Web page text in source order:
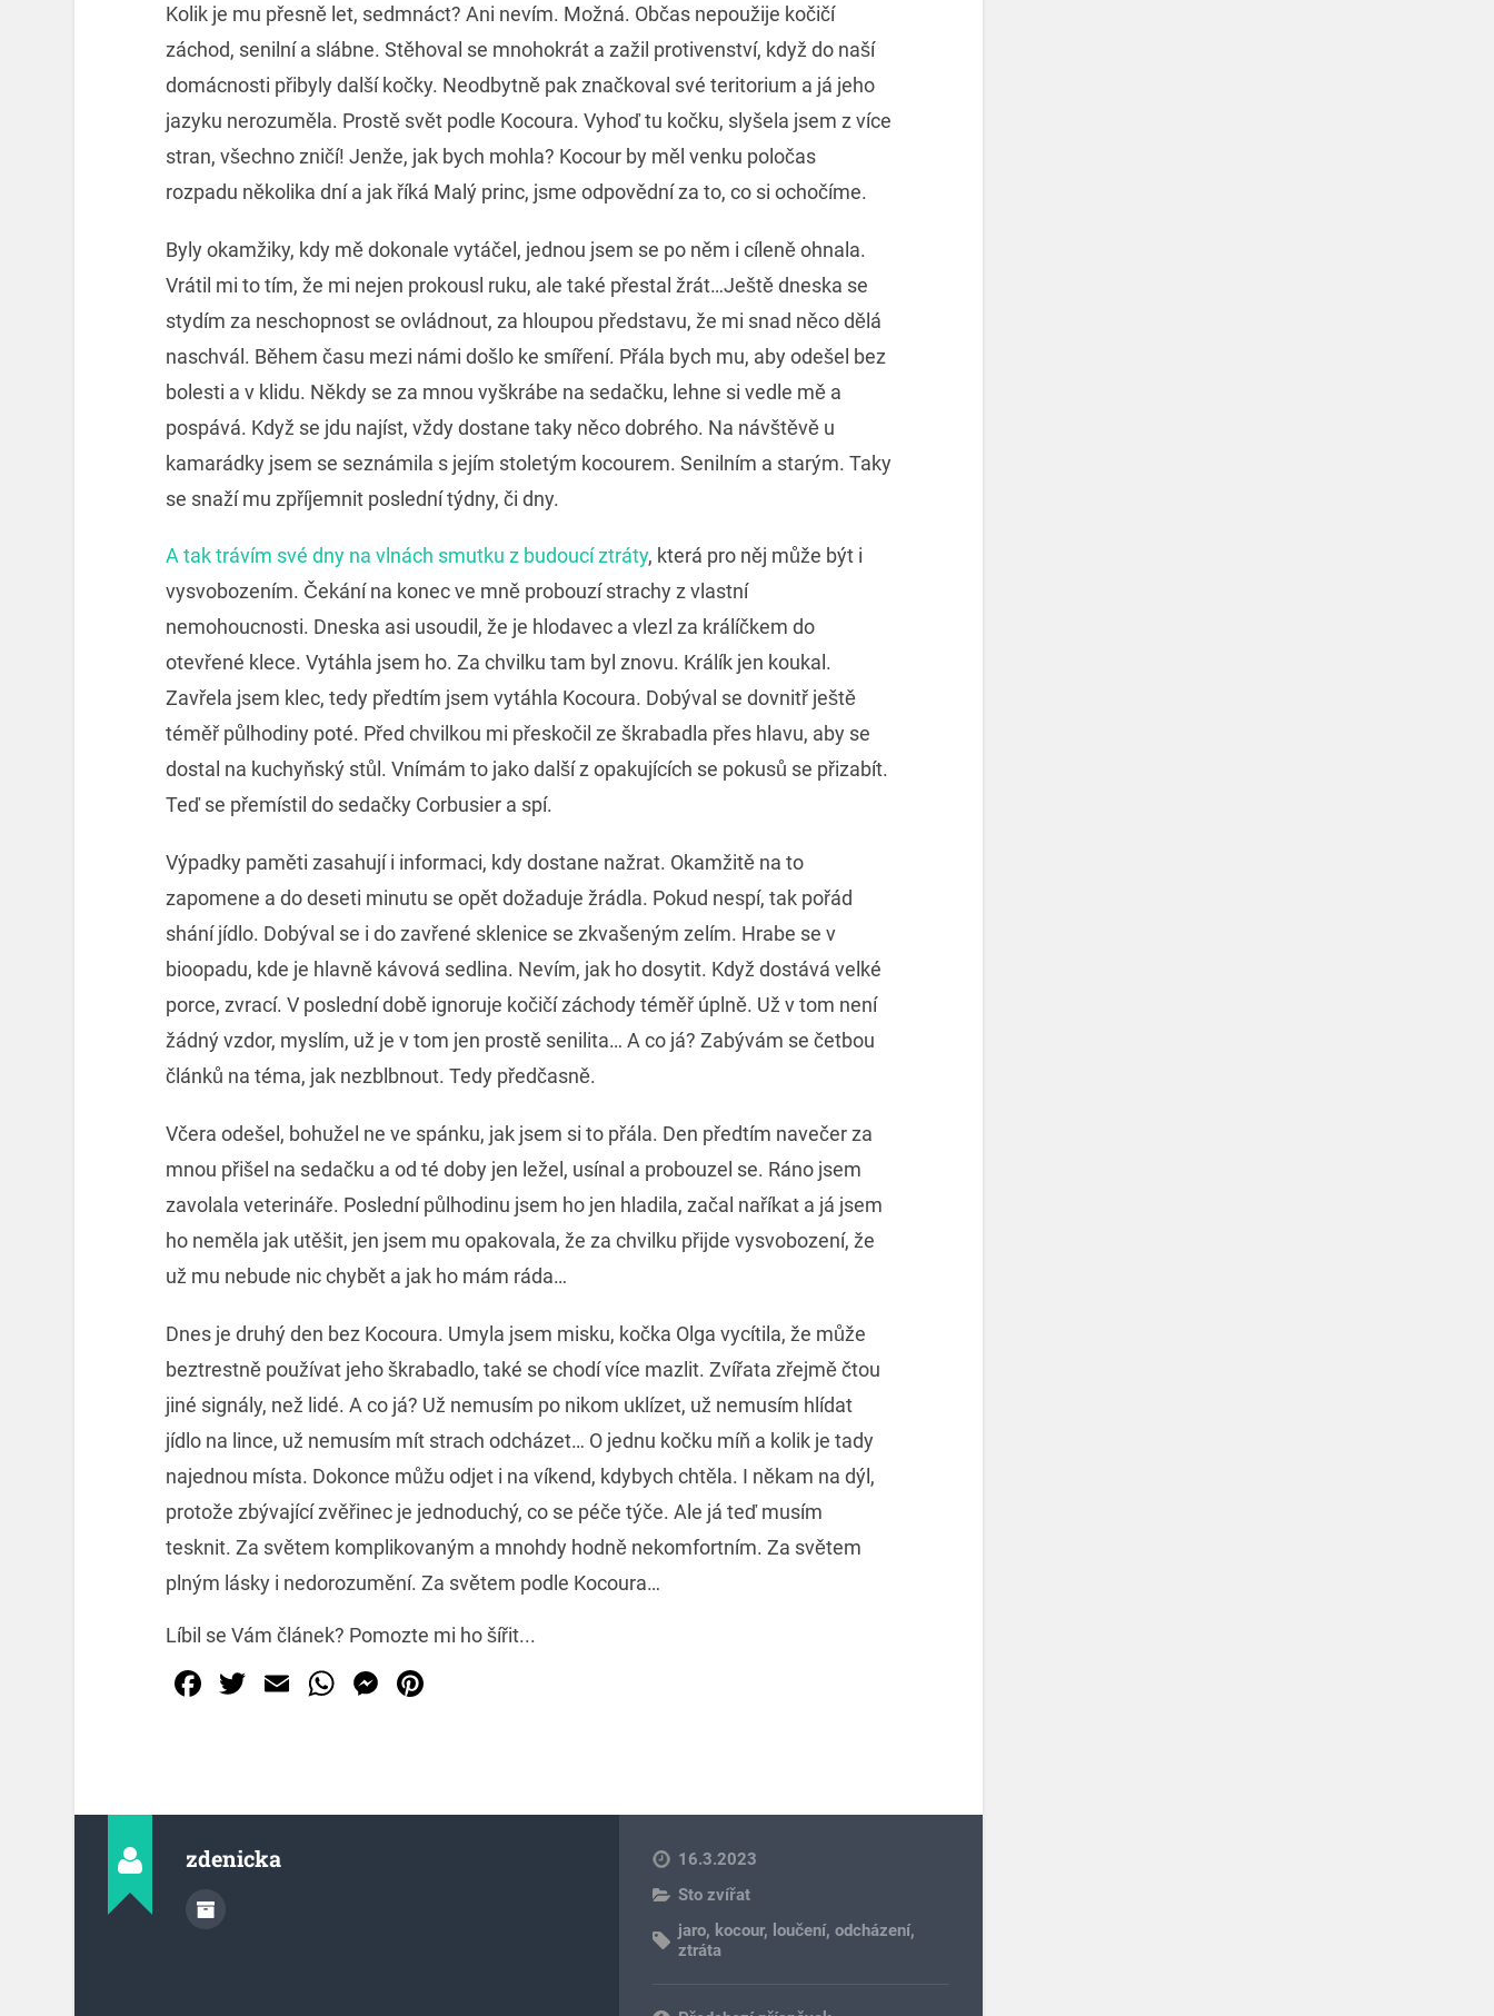
Kolik je mu přesně let, sedmnáct? Ani nevím. Možná. Občas nepoužije kočičí
záchod, senilní a slábne. Stěhoval se mnohokrát a zažil protivenství, když do naší
domácnosti přibyly další kočky. Neodbytně pak značkoval své teritorium a já jeho
jazyku nerozuměla. Prostě svět podle Kocoura. Vyhoď tu kočku, slyšela jsem z více
stran, všechno zničí! Jenže, jak bych mohla? Kocour by měl venku poločas
rozpadu několika dní a jak říká Malý princ, jsme odpovědní za to, co si ochočíme.
Byly okamžiky, kdy mě dokonale vytáčel, jednou jsem se po něm i cíleně ohnala.
Vrátil mi to tím, že mi nejen prokousl ruku, ale také přestal žrát…Ještě dneska se
stydím za neschopnost se ovládnout, za hloupou představu, že mi snad něco dělá
naschvál. Během času mezi námi došlo ke smíření. Přála bych mu, aby odešel bez
bolesti a v klidu. Někdy se za mnou vyškrábe na sedačku, lehne si vedle mě a
pospává. Když se jdu najíst, vždy dostane taky něco dobrého. Na návštěvě u
kamarádky jsem se seznámila s jejím stoletým kocourem. Senilním a starým. Taky
se snaží mu zpříjemnit poslední týdny, či dny.
A tak trávím své dny na vlnách smutku z budoucí ztráty, která pro něj může být i
vysvobozením. Čekání na konec ve mně probouzí strachy z vlastní
nemohoucnosti. Dneska asi usoudil, že je hlodavec a vlezl za králíčkem do
otevřené klece. Vytáhla jsem ho. Za chvilku tam byl znovu. Králík jen koukal.
Zavřela jsem klec, tedy předtím jsem vytáhla Kocoura. Dobýval se dovnitř ještě
téměř půlhodiny poté. Před chvilkou mi přeskočil ze škrabadla přes hlavu, aby se
dostal na kuchyňský stůl. Vnímám to jako další z opakujících se pokusů se přizabít.
Teď se přemístil do sedačky Corbusier a spí.
Výpadky paměti zasahují i informaci, kdy dostane nažrat. Okamžitě na to
zapomene a do deseti minutu se opět dožaduje žrádla. Pokud nespí, tak pořád
shání jídlo. Dobýval se i do zavřené sklenice se zkvašeným zelím. Hrabe se v
bioopadu, kde je hlavně kávová sedlina. Nevím, jak ho dosytit. Když dostává velké
porce, zvrací. V poslední době ignoruje kočičí záchody téměř úplně. Už v tom není
žádný vzdor, myslím, už je v tom jen prostě senilita… A co já? Zabývám se četbou
článků na téma, jak nezblbnout. Tedy předčasně.
Včera odešel, bohužel ne ve spánku, jak jsem si to přála. Den předtím navečer za
mnou přišel na sedačku a od té doby jen ležel, usínal a probouzel se. Ráno jsem
zavolala veterináře. Poslední půlhodinu jsem ho jen hladila, začal naříkat a já jsem
ho neměla jak utěšit, jen jsem mu opakovala, že za chvilku přijde vysvobození, že
už mu nebude nic chybět a jak ho mám ráda…
Dnes je druhý den bez Kocoura. Umyla jsem misku, kočka Olga vycítila, že může
beztrestně používat jeho škrabadlo, také se chodí více mazlit. Zvířata zřejmě čtou
jiné signály, než lidé. A co já? Už nemusím po nikom uklízet, už nemusím hlídat
jídlo na lince, už nemusím mít strach odcházet… O jednu kočku míň a kolik je tady
najednou místa. Dokonce můžu odjet i na víkend, kdybych chtěla. I někam na dýl,
protože zbývající zvěřinec je jednoduchý, co se péče týče. Ale já teď musím
tesknit. Za světem komplikovaným a mnohdy hodně nekomfortním. Za světem
plným lásky i nedorozumění. Za světem podle Kocoura…
Líbil se Vám článek? Pomozte mi ho šířit...
Facebook
Twitter
EmailWhatsApp
Messenger
zdenicka
16.3.2023
Sto zvířat
jaro, kocour, loučení,odcházení,
ztráta